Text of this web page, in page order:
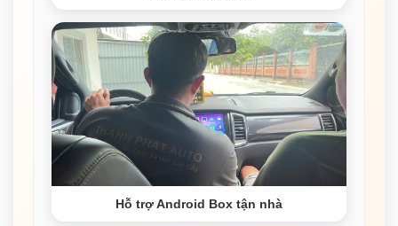
Hỗ trợ Android Box tận nhà